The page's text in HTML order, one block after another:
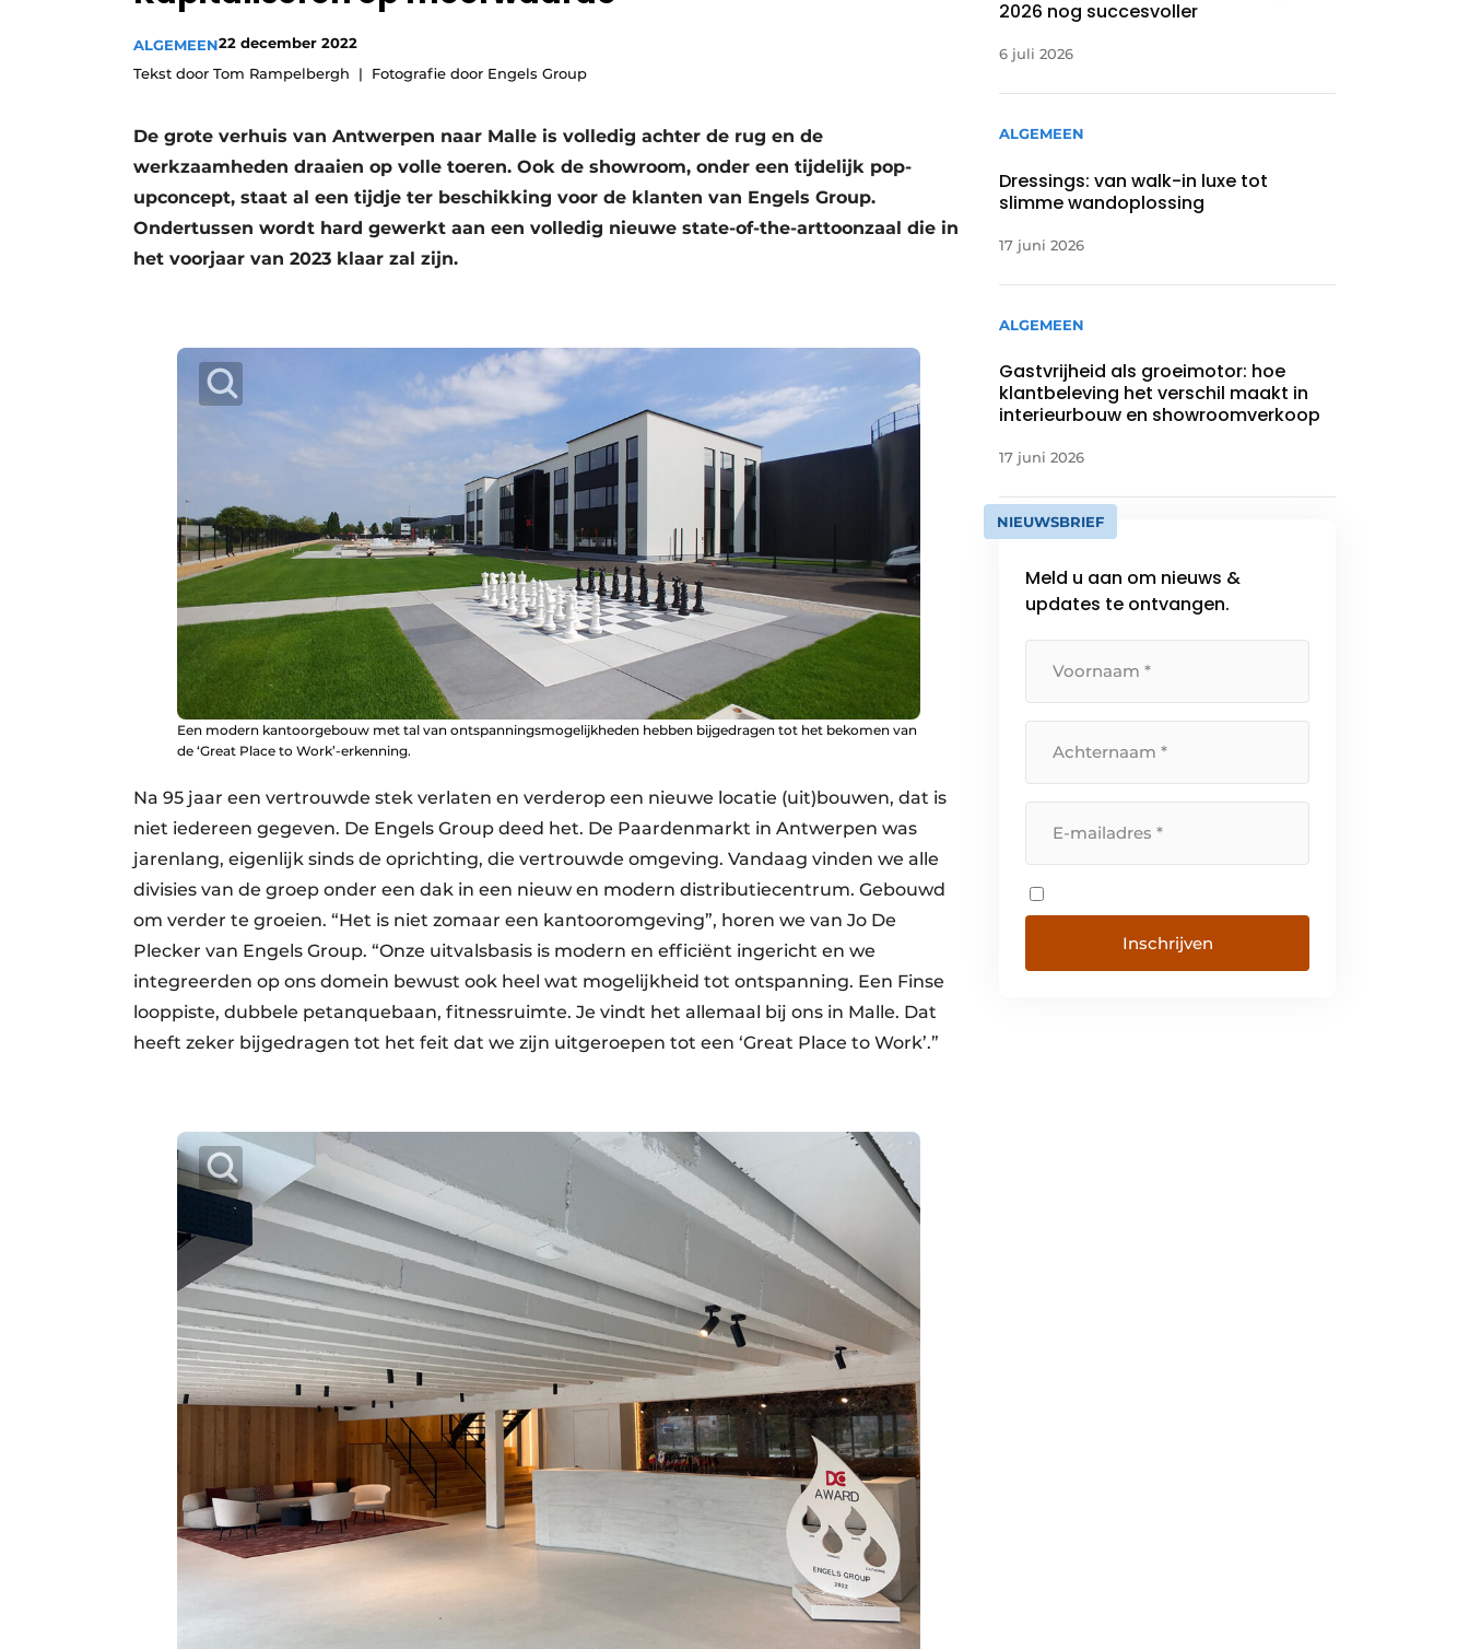
ALGEMEEN22 december 2022
Tekst door Tom Rampelbergh
Fotografie door Engels Group
De grote verhuis van Antwerpen naar Malle is volledig achter de rug en de
werkzaamheden draaien op volle toeren. Ook de showroom, onder een tijdelijk pop-
upconcept, staat al een tijdje ter beschikking voor de klanten van Engels Group.
Ondertussen wordt hard gewerkt aan een volledig nieuwe state-of-the-arttoonzaal die in
het voorjaar van 2023 klaar zal zijn.
Een modern kantoorgebouw met tal van ontspanningsmogelijkheden hebben bijgedragen tot het bekomen van
de ‘Great Place to Work’-erkenning.
Na 95 jaar een vertrouwde stek verlaten en verderop een nieuwe locatie (uit)bouwen, dat is
niet iedereen gegeven. De Engels Group deed het. De Paardenmarkt in Antwerpen was
jarenlang, eigenlijk sinds de oprichting, die vertrouwde omgeving. Vandaag vinden we alle
divisies van de groep onder een dak in een nieuw en modern distributiecentrum. Gebouwd
om verder te groeien. “Het is niet zomaar een kantooromgeving”, horen we van Jo De
Plecker van Engels Group. “Onze uitvalsbasis is modern en efficiënt ingericht en we
integreerden op ons domein bewust ook heel wat mogelijkheid tot ontspanning. Een Finse
looppiste, dubbele petanquebaan, fitnessruimte. Je vindt het allemaal bij ons in Malle. Dat
heeft zeker bijgedragen tot het feit dat we zijn uitgeroepen tot een ‘Great Place to Work’.”
2026 nog succesvoller
6 juli 2026
ALGEMEEN
Dressings: van walk-in luxe tot
slimme wandoplossing
17 juni 2026
ALGEMEEN
Gastvrijheid als groeimotor: hoe
klantbeleving het verschil maakt in
interieurbouw en showroomverkoop
17 juni 2026
NIEUWSBRIEF
Meld u aan om nieuws &
updates te ontvangen.